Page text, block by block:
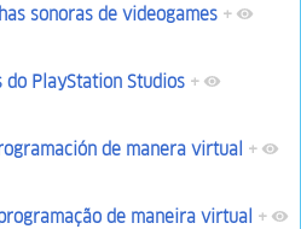
sonoras de videogames +
do PlayStation Studios +
de manera virtual +
de maneira virtual +